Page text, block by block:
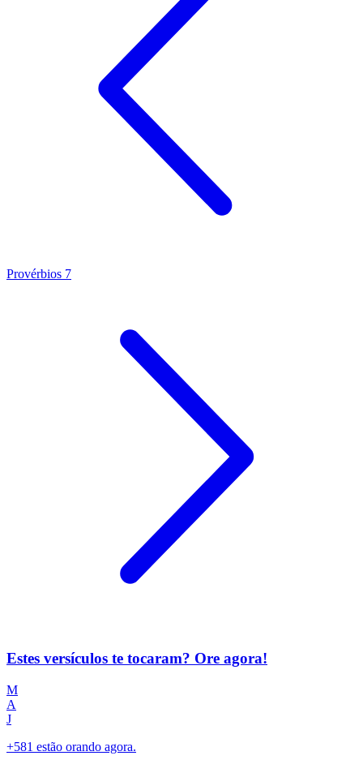
Provérbios 7
Estes versículos te tocaram? Ore agora!
M
A
J
+581 estão orando agora.